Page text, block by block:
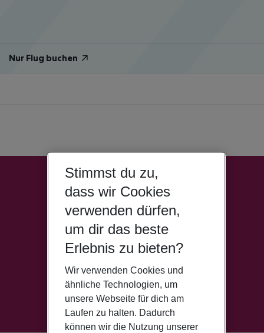
Nur Flug buchen
Stimmst du zu,
dass wir Cookies
verwenden dürfen,
um dir das beste
Erlebnis zu bieten?
Wir verwenden Cookies und
ähnliche Technologien, um
unsere Webseite für dich am
Laufen zu halten. Dadurch
können wir die Nutzung unserer